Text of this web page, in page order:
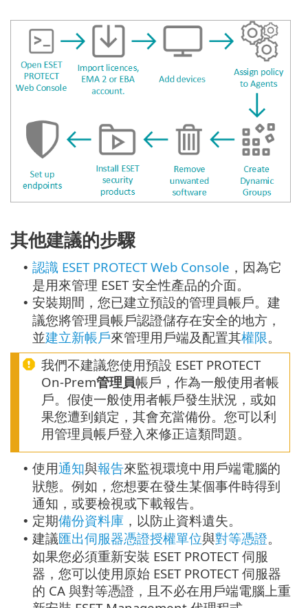
其他建議的步驟
• 認識 ESET PROTECT Web Console ，因為它
是用來管理 ESET 安全性產品的介面。
• 安裝期間，您已建立預設的管理員帳戶。建
議您將管理員帳戶認證儲存在安全的地方，
並建立新帳戶來管理用戶端及配置其權限。
我們不建議您使用預設 ESET PROTECT
On-Prem管理員帳戶，作為一般使用者帳
戶。假使一般使用者帳戶發生狀況，或如
果您遭到鎖定，其會充當備份。您可以利
用管理員帳戶登入來修正這類問題。
• 使用通知與報告來監視環境中用戶端電腦的
狀態。例如，您想要在發生某個事件時得到
通知，或要檢視或下載報告。
• 定期備份資料庫 ，以防止資料遺失。
• 建議匯出伺服器憑證授權單位與對等憑證。
如果您必須重新安裝 ESET PROTECT 伺服
器，您可以使用原始 ESET PROTECT 伺服器
的 CA 與對等憑證，且不必在用戶端電腦上重